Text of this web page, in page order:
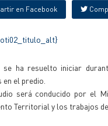
en Facebook
se ha resuelto iniciar
el predio.
será conducido por el
Territorial y los trabajos